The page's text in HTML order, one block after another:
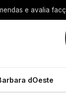
e avalia
dOeste